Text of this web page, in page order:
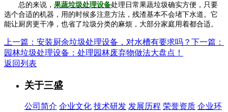
总的来说， 果蔬垃圾处理设备处理日常果蔬垃圾确实方便，只要
选个合适的机器，用的时候多注意方法，残渣基本不会堵下水道。它
能让厨房更干净，也省了垃圾分类的麻烦，大部分家庭用着都合适。
上一篇：安装厨余垃圾处理设备，对水槽有要求吗？​ 下一篇：
园林垃圾处理设备：处理园林废弃物做法大盘点！
返回列表
关于三盛
公司简介 企业文化 技术研发 发展历程 荣誉资质 企业环